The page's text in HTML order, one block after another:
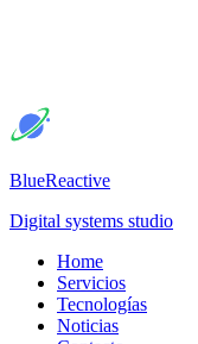
BlueReactive
Digital systems studio
Home
Servicios
Tecnologías
Noticias